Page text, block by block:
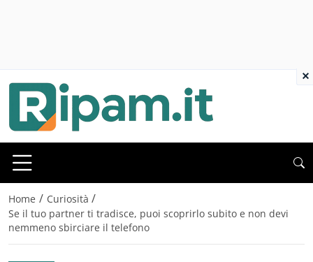
Home / Curiosità /
Se il tuo partner ti tradisce, puoi scoprirlo subito e non devi
nemmeno sbirciare il telefono
×